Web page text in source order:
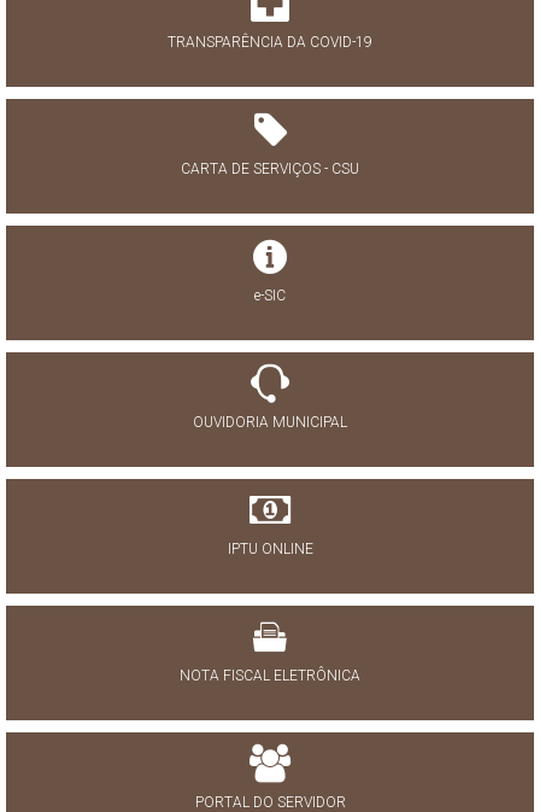
TRANSPARÊNCIA DA COVID-19
CARTA DE SERVIÇOS - CSU
e-SIC
OUVIDORIA MUNICIPAL
IPTU ONLINE
NOTA FISCAL ELETRÔNICA
PORTAL DO SERVIDOR